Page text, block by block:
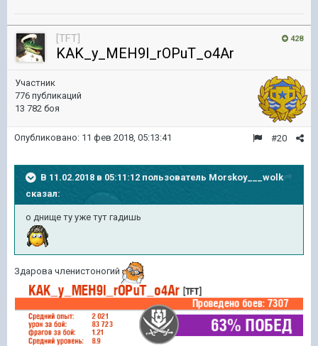
428
[TFT]
KAK_y_MEH9l_rOPuT_o4Ar
Участник
776 публикаций
13 782 боя
#20
Опубликовано: 11 фев 2018, 05:13:41
В 11.02.2018 в 05:11:12 пользователь Morskoy___wolk
сказал:
о днище ту уже тут гадишь
Здарова членистоногий